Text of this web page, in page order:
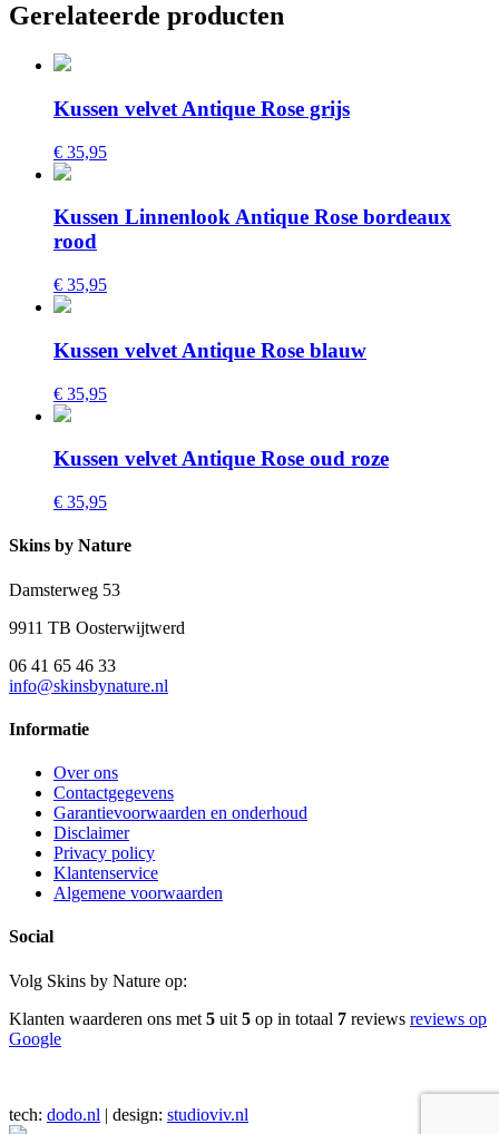
Gerelateerde producten
Kussen velvet Antique Rose grijs
€ 35,95
Kussen Linnenlook Antique Rose bordeaux
rood
€ 35,95
Kussen velvet Antique Rose blauw
€ 35,95
Kussen velvet Antique Rose oud roze
€ 35,95
Skins by Nature
Damsterweg 53
9911 TB Oosterwijtwerd
06 41 65 46 33
info@skinsbynature.nl
Informatie
Over ons
Contactgegevens
Garantievoorwaarden en onderhoud
Disclaimer
Privacy policy
Klantenservice
Algemene voorwaarden
Social
Volg Skins by Nature op:
Klanten waarderen ons met 5 uit 5 op in totaal 7 reviews reviews op
Google
tech: dodo.nl | design: studioviv.nl